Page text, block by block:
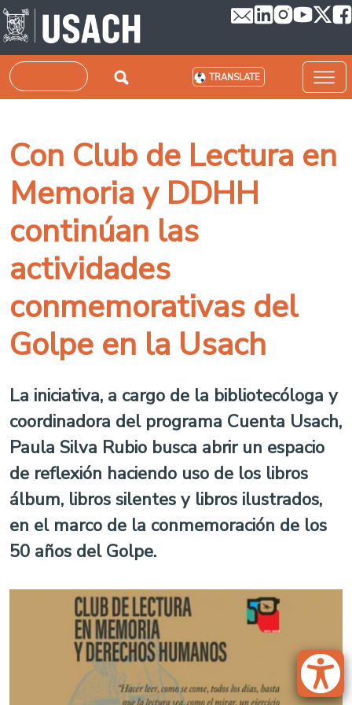
Skip to main content
Search TRANSLATE
Con Club de Lectura en
Memoria y DDHH
continúan las
actividades
conmemorativas del
Golpe en la Usach
La iniciativa, a cargo de la bibliotecóloga y
coordinadora del programa Cuenta Usach,
Paula Silva Rubio busca abrir un espacio
de reflexión haciendo uso de los libros
álbum, libros silentes y libros ilustrados,
en el marco de la conmemoración de los
50 años del Golpe.